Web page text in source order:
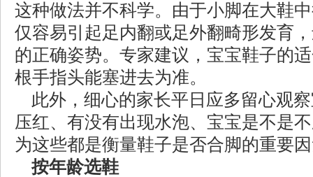
这种做法并不科学。由于小脚在大鞋
仅容易引起足内翻或足外翻畸形发育
的正确姿势。专家建议，宝宝鞋子的
根手指头能塞进去为准。
此外，细心的家长平日应多留心观
压红、有没有出现水泡、宝宝是不是
为这些都是衡量鞋子是否合脚的重要
按年龄选鞋